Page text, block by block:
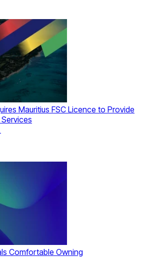
Mauritius FSC Licence to Provide
Comfortable Owning